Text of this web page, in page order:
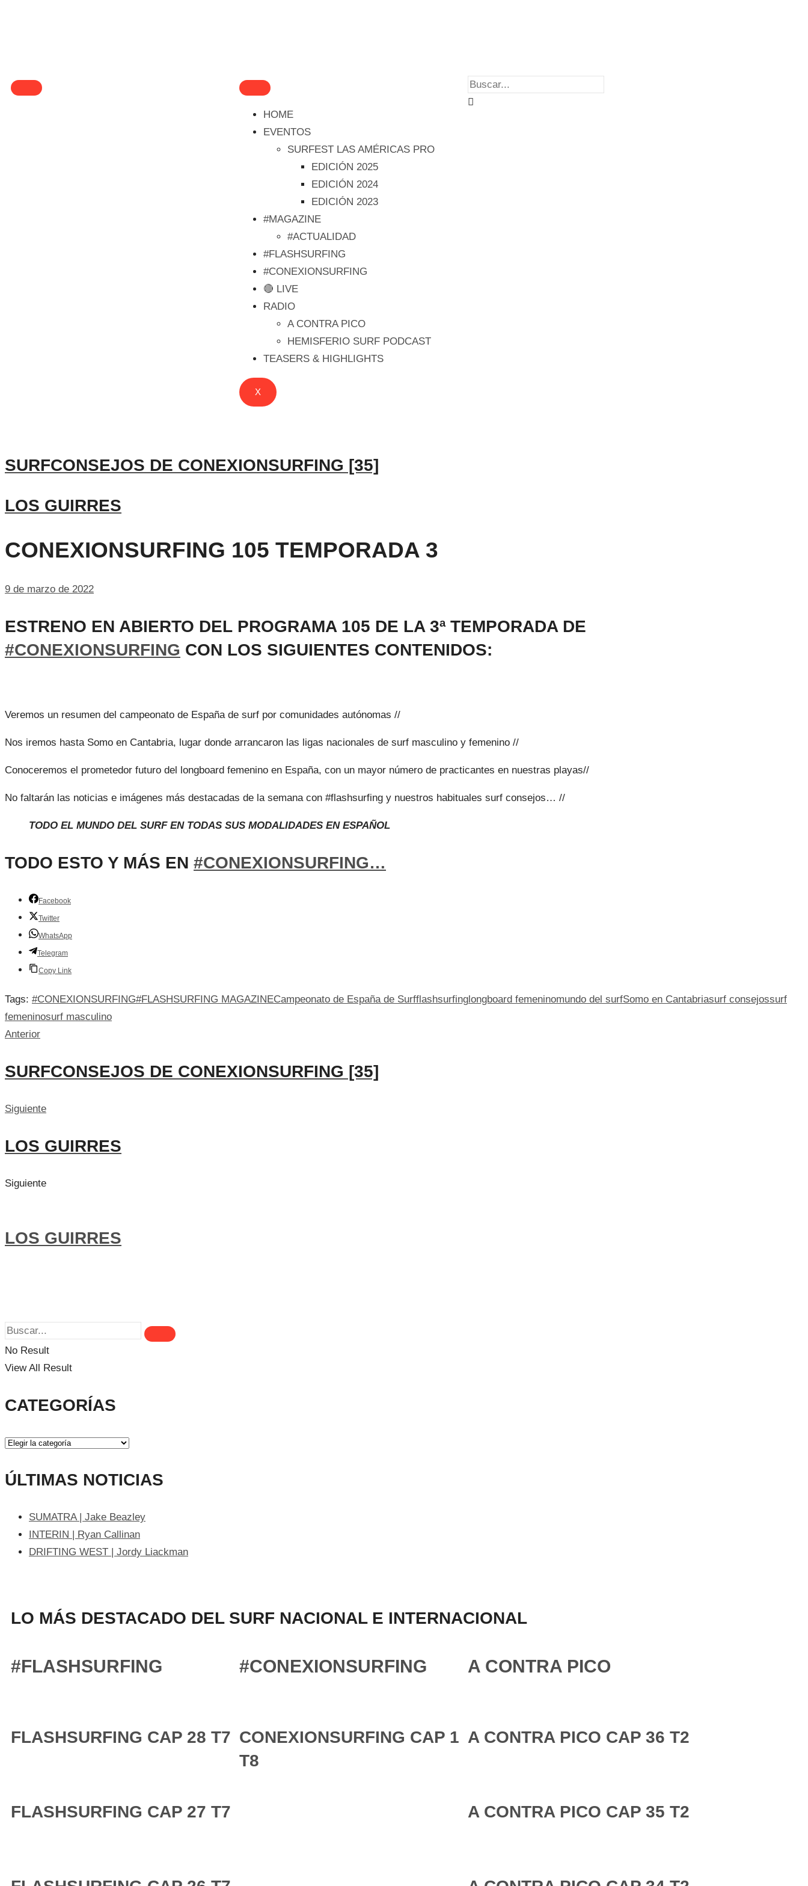
HOME
EVENTOS
SURFEST LAS AMÉRICAS PRO
EDICIÓN 2025
EDICIÓN 2024
EDICIÓN 2023
#MAGAZINE
#ACTUALIDAD
#FLASHSURFING
#CONEXIONSURFING
🔴 LIVE
RADIO
A CONTRA PICO
HEMISFERIO SURF PODCAST
TEASERS & HIGHLIGHTS
X
SURFCONSEJOS DE CONEXIONSURFING [35]
LOS GUIRRES
CONEXIONSURFING 105 TEMPORADA 3
9 de marzo de 2022
ESTRENO EN ABIERTO DEL PROGRAMA 105 DE LA 3ª TEMPORADA DE
#CONEXIONSURFING CON LOS SIGUIENTES CONTENIDOS:
Veremos un resumen del campeonato de España de surf por comunidades autónomas //
Nos iremos hasta Somo en Cantabria, lugar donde arrancaron las ligas nacionales de surf masculino y femenino //
Conoceremos el prometedor futuro del longboard femenino en España, con un mayor número de practicantes en nuestras playas//
No faltarán las noticias e imágenes más destacadas de la semana con #flashsurfing y nuestros habituales surf consejos… //
TODO EL MUNDO DEL SURF EN TODAS SUS MODALIDADES EN ESPAÑOL
TODO ESTO Y MÁS EN #CONEXIONSURFING…
Facebook
Twitter
WhatsApp
Telegram
Copy Link
Tags: #CONEXIONSURFING#FLASHSURFING MAGAZINECampeonato de España de Surfflashsurfinglongboard femeninomundo del surfSomo en Cantabriasurf consejossurf
femeninosurf masculino
Anterior
SURFCONSEJOS DE CONEXIONSURFING [35]
Siguiente
LOS GUIRRES
Siguiente
LOS GUIRRES
No Result
View All Result
CATEGORÍAS
ÚLTIMAS NOTICIAS
SUMATRA | Jake Beazley
INTERIN | Ryan Callinan
DRIFTING WEST | Jordy Liackman
LO MÁS DESTACADO DEL SURF NACIONAL E INTERNACIONAL
#FLASHSURFING
FLASHSURFING CAP 28 T7
FLASHSURFING CAP 27 T7
#CONEXIONSURFING
CONEXIONSURFING CAP 1
T8
A CONTRA PICO
A CONTRA PICO CAP 36 T2
A CONTRA PICO CAP 35 T2